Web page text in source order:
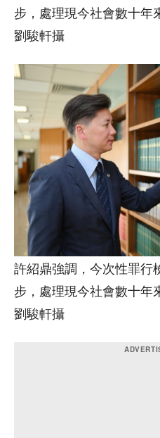
步，處理現今社會數十年
劉駿軒攝
許紹鼎強調，今次性罪行
步，處理現今社會數十年
劉駿軒攝